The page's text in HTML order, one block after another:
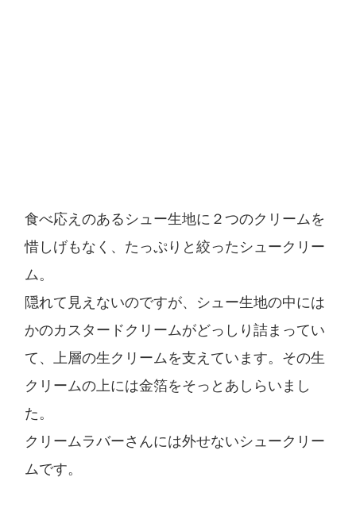
食べ応えのあるシュー生地に２つのクリームを
惜しげもなく、たっぷりと絞ったシュークリー
ム。
隠れて見えないのですが、シュー生地の中には
かのカスタードクリームがどっしり詰まってい
て、上層の生クリームを支えています。その生
クリームの上には金箔をそっとあしらいまし
た。
クリームラバーさんには外せないシュークリー
ムです。